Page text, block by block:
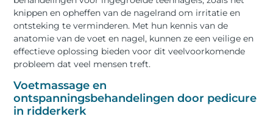
knippen en opheffen van de nagelrand om irritatie en
ontsteking te verminderen. Met hun kennis van de
anatomie van de voet en nagel, kunnen ze een veilige en
effectieve oplossing bieden voor dit veelvoorkomende
probleem dat veel mensen treft.
Voetmassage en
ontspanningsbehandelingen door pedicure
in ridderkerk